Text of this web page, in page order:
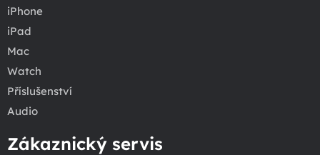
iPhone
iPad
Mac
Watch
Příslušenství
Audio
Zákaznický servis